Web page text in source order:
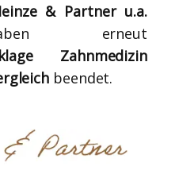
& Partner u.a.
erneut
Zahnmedizin
beendet.